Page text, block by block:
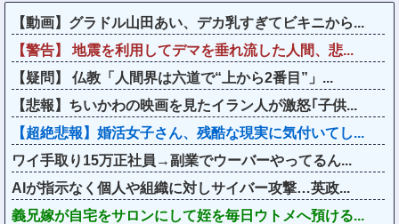
【動画】グラドル山田あい、デカ乳すぎてビキニから...
【警告】 地震を利用してデマを垂れ流した人間、悲...
【疑問】 仏教「人間界は六道で“上から2番目”」...
【悲報】ちいかわの映画を見たイラン人が激怒｢子供...
【超絶悲報】婚活女子さん、残酷な現実に気付いてし...
ワイ手取り15万正社員→副業でウーバーやってるん...
AIが指示なく個人や組織に対しサイバー攻撃…英政...
義兄嫁が自宅をサロンにして姪を毎日ウトメへ預ける...